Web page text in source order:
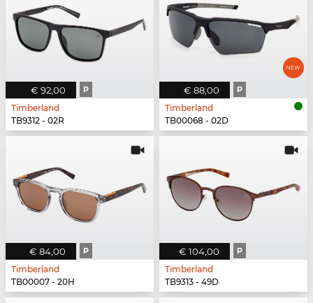
€ 92,00 P
Timberland
TB9312 - 02R
€ 88,00 P
Timberland
TB00068 - 02D
€ 84,00 P
Timberland
TB00007 - 20H
€ 104,00 P
Timberland
TB9313 - 49D